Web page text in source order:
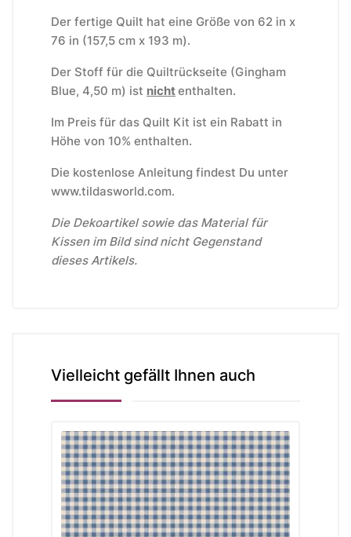
Der fertige Quilt hat eine Größe von 62 in x
76 in (157,5 cm x 193 m).
Der Stoff für die Quiltrückseite (Gingham
Blue, 4,50 m) ist nichtenthalten.
Im Preis für das Quilt Kit ist ein Rabatt in
Höhe von 10% enthalten.
Die kostenlose Anleitung findest Du unter
www.tildasworld.com.
Die Dekoartikel sowie das Material für
Kissen im Bild sind nicht Gegenstand
dieses Artikels.
Vielleicht gefällt Ihnen auch